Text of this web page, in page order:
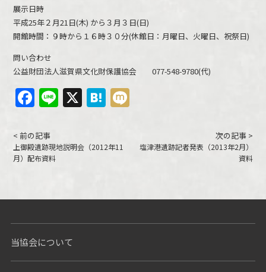
展示日時
平成25年２月21日(木) から３月３日(日)
開館時間：９時から１６時３０分(休館日：月曜日、火曜日、祝祭日)
問い合わせ
公益財団法人滋賀県文化財保護協会 077-548-9780(代)
Facebook
Line
X Hatena
< 前の記事
上御殿遺跡現地説明会（2012年11
月）配布資料
次の記事 >
塩津港遺跡記者発表（2013年2月）
資料
当協会について